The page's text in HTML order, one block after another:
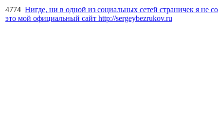
4774 Нигде, ни в одной из социальных сетей страничек я не
это мой официальный сайт http://sergeybezrukov.ru